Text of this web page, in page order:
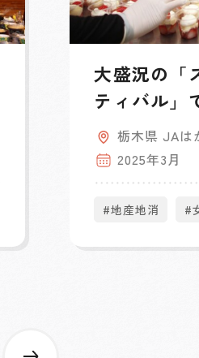
大盛況の「
ティバル」
栃木県 JAは
2025年3月
#地産地消 #